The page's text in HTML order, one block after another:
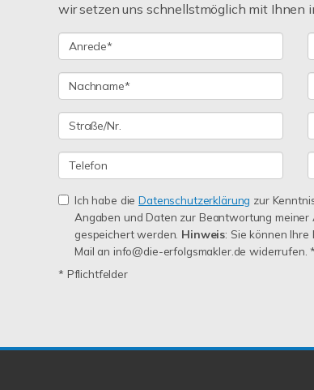
wir setzen uns schnellstmöglich mit Ihnen
Ich habe dieDatenschutzerklärung zur
Angaben und Daten zur Beantwortung
gespeichert werden. Hinweis: Sie können
Mail an info@die-erfolgsmakler.de widerrufen. *
* Pflichtfelder